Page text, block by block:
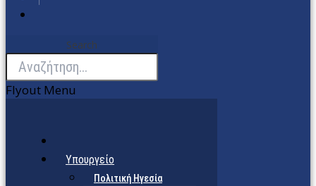
Search
Flyout Menu
Υπουργείο
Πολιτική Ηγεσία